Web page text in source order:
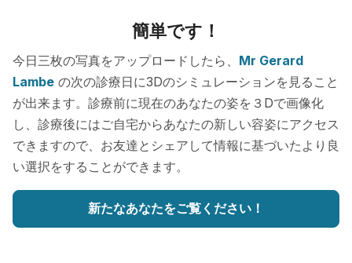
簡単です！
今日三枚の写真をアップロードしたら、 Mr Gerard
Lambe の次の診療日に3Dのシミュレーションを見ること
が出来ます。診療前に現在のあなたの姿を３Dで画像化
し、診療後にはご自宅からあなたの新しい容姿にアクセス
できますので、お友達とシェアして情報に基づいたより良
い選択をすることができます。
新たなあなたをご覧ください！